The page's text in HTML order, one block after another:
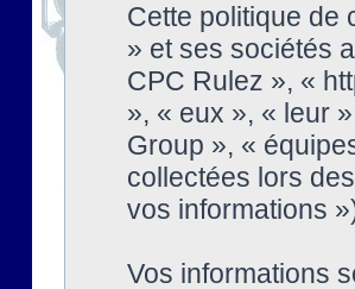
Cette politique de
» et ses sociétés
CPC Rulez », «
», « eux », « leur
Group », «
collectées lors
vos informations
Vos informations